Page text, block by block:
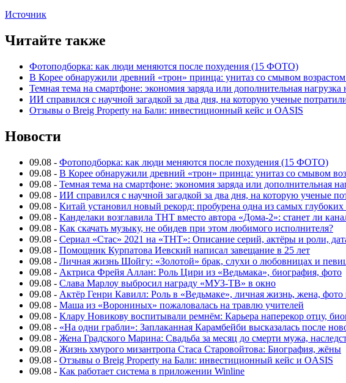
Источник
Читайте также
Фотоподборка: как люди меняются после похудения (15 ФОТО)
В Корее обнаружили древний «трон» принца: унитаз со смывом возрастом
Темная тема на смартфоне: экономия заряда или дополнительная нагрузка
ИИ справился с научной загадкой за два дня, на которую ученые
Отзывы о Breig Property на Бали: инвестиционный кейс и OASIS
Новости
09.08 - Фотоподборка: как люди меняются после похудения (15 ФОТО)
09.08 - В Корее обнаружили древний «трон» принца: унитаз со смывом
09.08 - Темная тема на смартфоне: экономия заряда или дополнительная
09.08 - ИИ справился с научной загадкой за два дня, на которую ученые
09.08 - Китай установил новый рекорд: пробурена одна из самых
09.08 - Канделаки возглавила ТНТ вместо автора «Дома-2»: станет ли
09.08 - Как скачать музыку, не обидев при этом любимого исполнителя?
09.08 - Сериал «Стас» 2021 на «ТНТ»: Описание серий, актёры и роли,
09.08 - Помощник Курпатова Иевский написал завещание в 25 лет
09.08 - Личная жизнь Шойгу: «Золотой» брак, слухи о любовницах и
09.08 - Актриса Фрейя Аллан: Роль Цири из «Ведьмака», биография, фото
09.08 - Слава Марлоу выбросил награду «МУЗ-ТВ» в окно
09.08 - Актёр Генри Кавилл: Роль в «Ведьмаке», личная жизнь, жена, фото
09.08 - Маша из «Ворониных» пожаловалась на травлю учителей
09.08 - Клару Новикову воспитывали ремнём: Карьера наперекор отцу,
09.08 - «На одни грабли»: Заплаканная Карамбейби высказалась после
09.08 - Жена Градского Марина: Свадьба за месяц до смерти мужа,
09.08 - Жизнь хмурого мизантропа Стаса Старовойтова: Биография, жёны
09.08 - Отзывы о Breig Property на Бали: инвестиционный кейс и OASIS
09.08 - Как работает система в приложении Winline